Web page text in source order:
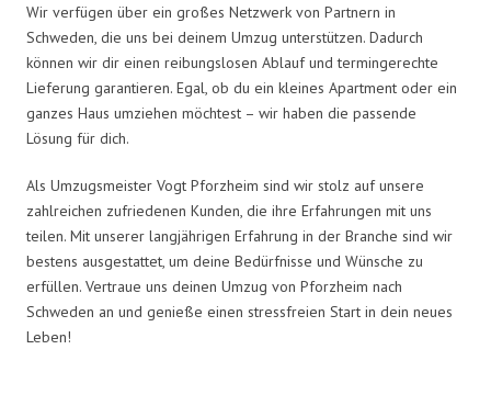
Wir verfügen über ein großes Netzwerk von Partnern in
Schweden, die uns bei deinem Umzug unterstützen. Dadurch
können wir dir einen reibungslosen Ablauf und termingerechte
Lieferung garantieren. Egal, ob du ein kleines Apartment oder ein
ganzes Haus umziehen möchtest – wir haben die passende
Lösung für dich.
Als Umzugsmeister Vogt Pforzheim sind wir stolz auf unsere
zahlreichen zufriedenen Kunden, die ihre Erfahrungen mit uns
teilen. Mit unserer langjährigen Erfahrung in der Branche sind wir
bestens ausgestattet, um deine Bedürfnisse und Wünsche zu
erfüllen. Vertraue uns deinen Umzug von Pforzheim nach
Schweden an und genieße einen stressfreien Start in dein neues
Leben!